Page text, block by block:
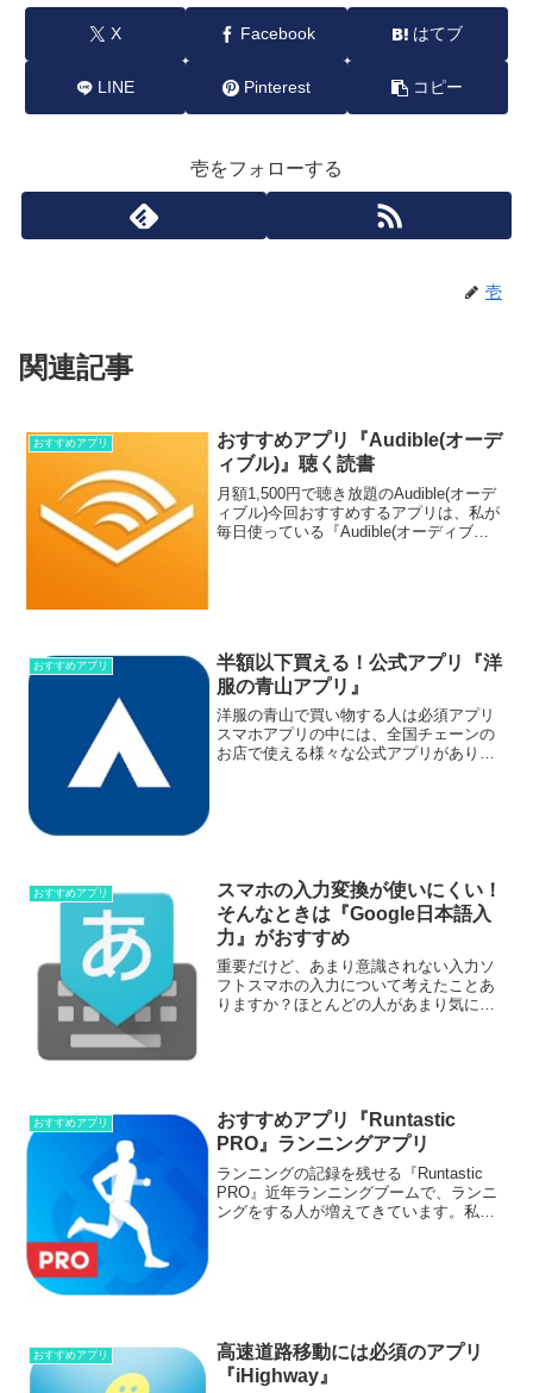
X Facebook はてブ
LINE Pinterest コピー
壱をフォローする
壱
関連記事
おすすめアプリ
おすすめアプリ『Audible(オーデ
ィブル)』聴く読書
月額1,500円で聴き放題のAudible(オーデ
ィブル)今回おすすめするアプリは、私が
毎日使っている『Audible(オーディブ
おすすめアプリ
半額以下買える！公式アプリ『洋
服の青山アプリ』
洋服の青山で買い物する人は必須アプリ
スマホアプリの中には、全国チェーンの
お店で使える様々な公式アプリがありま
おすすめアプリ
スマホの入力変換が使いにくい！
そんなときは『Google日本語入
力』がおすすめ
重要だけど、あまり意識されない入力ソ
フトスマホの入力について考えたことあ
りますか？ほとんどの人があまり気にし
おすすめアプリ
おすすめアプリ『Runtastic
PRO』ランニングアプリ
ランニングの記録を残せる『Runtastic
PRO』近年ランニングブームで、ランニ
ングをする人が増えてきています。私も
おすすめアプリ
高速道路移動には必須のアプリ
『iHighway』